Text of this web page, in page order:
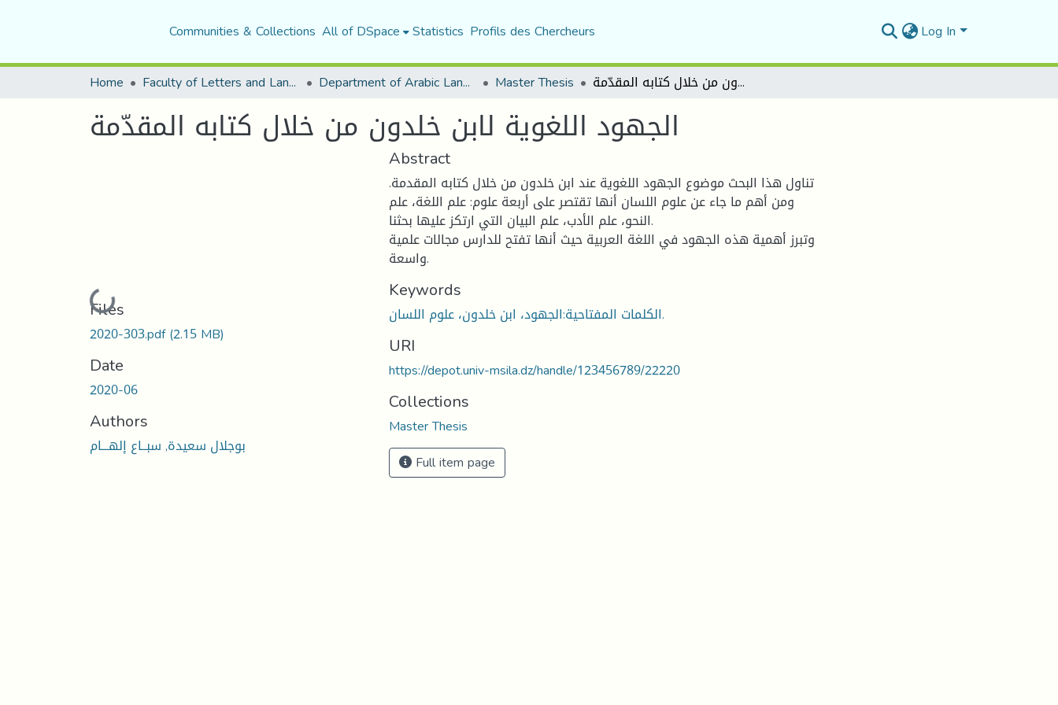
Communities & Collections All of DSpace Statistics Profils des Chercheurs Log In
Home Faculty of Letters and Languages Department of Arabic Language and Literature Master Thesis الجهود اللغوية لابن خلدون من خلال كتابه المقدّمة
الجهود اللغوية لابن خلدون من خلال كتابه المقدّمة
Loading...
Files
2020-303.pdf(2.15 MB)
Date
2020-06
Authors
بوجلال سعيدة, سبــاع إلهـــام
Abstract
تناول هذا البحث موضوع الجهود اللغوية عند ابن خلدون من خلال كتابه المقدمة.
ومن أهم ما جاء عن علوم اللسان أنها تقتصر على أربعة علوم: علم اللغة، علم
النحو، علم الأدب، علم البيان التي ارتكز عليها بحثنا.
وتبرز أهمية هذه الجهود في اللغة العربية حيث أنها تفتح للدارس مجالات علمية
واسعة.
Keywords
الكلمات المفتاحية:الجهود، ابن خلدون، علوم اللسان.
URI
https://depot.univ-msila.dz/handle/123456789/22220
Collections
Master Thesis
Full item page